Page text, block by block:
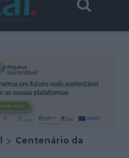
Centenário da